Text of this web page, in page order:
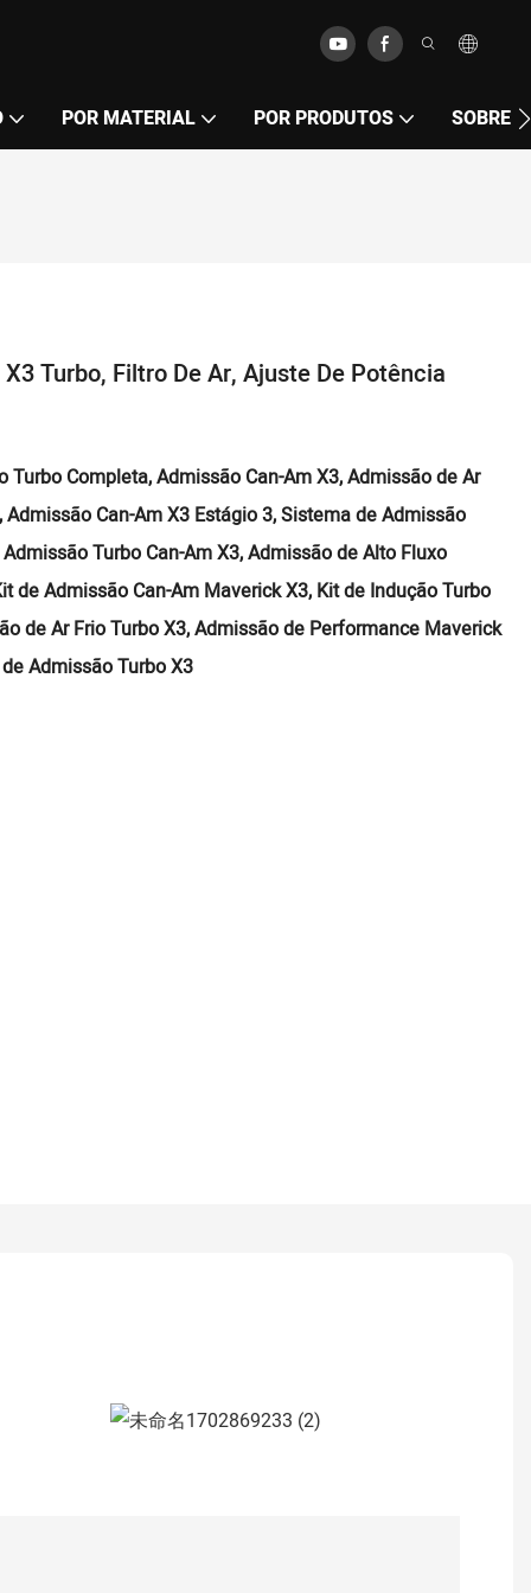
POR MATERIAL POR PRODUTOS SOBRE
Turbo, Filtro De Ar, Ajuste De Potência
Completa, Admissão Can-Am X3, Admissão de Ar
Can-Am X3 Estágio 3, Sistema de Admissão
Turbo Can-Am X3, Admissão de Alto Fluxo
de Admissão Can-Am Maverick X3, Kit de Indução Turbo
de Ar Frio Turbo X3, Admissão de Performance Maverick
Admissão Turbo X3